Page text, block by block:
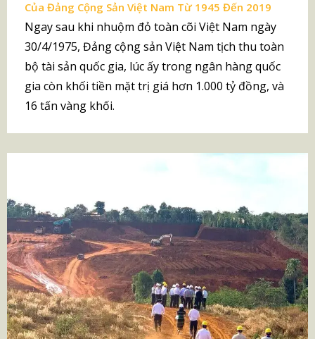
Của Đảng Cộng Sản Việt Nam Từ 1945 Đến 2019
Ngay sau khi nhuộm đỏ toàn cõi Việt Nam ngày
30/4/1975, Đảng cộng sản Việt Nam tịch thu toàn
bộ tài sản quốc gia, lúc ấy trong ngân hàng quốc
gia còn khối tiền mặt trị giá hơn 1.000 tỷ đồng, và
16 tấn vàng khối.